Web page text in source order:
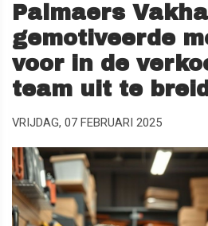
Palmaers
gemotiveerde
voor in de
team uit te
VRIJDAG, 07 FEBRUARI 2025